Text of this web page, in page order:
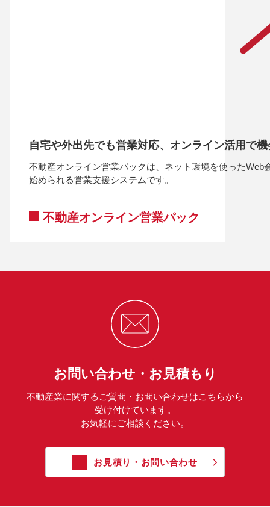
⾃宅や外出先でも営業対応、オンライン活⽤で
不動産オンライン営業パックは、ネット環境を使った
始められる営業支援システムです。
不動産オンライン営業パック
お問い合わせ・お見積もり
不動産業に関するご質問・お問い合わせはこちらから
受け付けています。
お気軽にご相談ください。
お見積り・お問い合わせ